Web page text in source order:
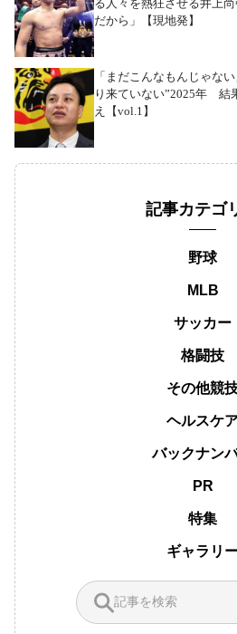
る人々を熱狂させる井上
だから」【現地発】
「まだこんなもんじゃな
り来ていない”2025年 結
え【vol.1】
記事カテゴ
野球
MLB
サッカー
格闘技
その他競
ヘルスケ
バックナン
PR
特集
ギャラリ